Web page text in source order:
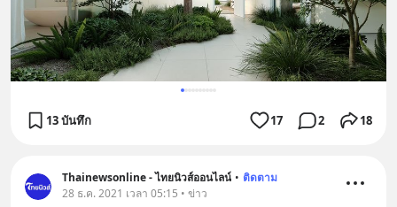
13 บันทึก 17 2 18
Thainewsonline - ไทยนิวส์ออนไลน์ • ติดตาม
28 ธ.ค. 2021 เวลา 05:15 • ข่าว